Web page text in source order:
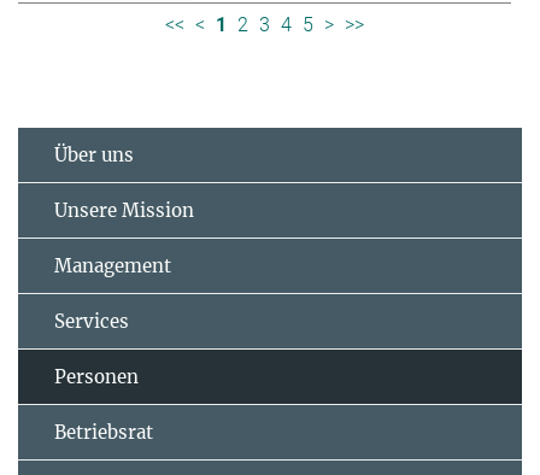
<< < 1 2 3 4 5 > >>
Über uns
Unsere Mission
Management
Services
Personen
Betriebsrat